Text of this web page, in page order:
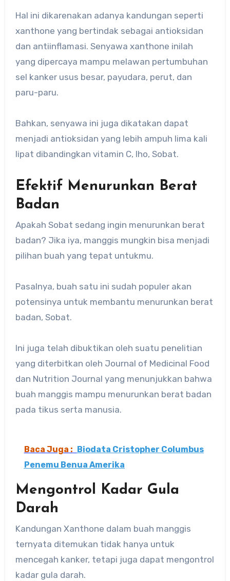
Hal ini dikarenakan adanya kandungan seperti
xanthone yang bertindak sebagai antioksidan
dan antiinflamasi. Senyawa xanthone inilah
yang dipercaya mampu melawan pertumbuhan
sel kanker usus besar, payudara, perut, dan
paru-paru.
Bahkan, senyawa ini juga dikatakan dapat
menjadi antioksidan yang lebih ampuh lima kali
lipat dibandingkan vitamin C, lho, Sobat.
Efektif Menurunkan Berat
Badan
Apakah Sobat sedang ingin menurunkan berat
badan? Jika iya, manggis mungkin bisa menjadi
pilihan buah yang tepat untukmu.
Pasalnya, buah satu ini sudah populer akan
potensinya untuk membantu menurunkan berat
badan, Sobat.
Ini juga telah dibuktikan oleh suatu penelitian
yang diterbitkan oleh Journal of Medicinal Food
dan Nutrition Journal yang menunjukkan bahwa
buah manggis mampu menurunkan berat badan
pada tikus serta manusia.
Baca Juga : Biodata Cristopher Columbus
Penemu Benua Amerika
Mengontrol Kadar Gula
Darah
Kandungan Xanthone dalam buah manggis
ternyata ditemukan tidak hanya untuk
mencegah kanker, tetapi juga dapat mengontrol
kadar gula darah.